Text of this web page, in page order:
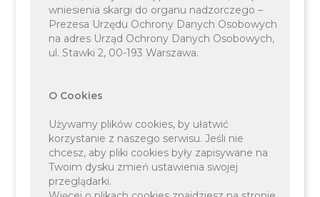
Wciąż nie zebrano odpowiedniej ilości chętnych do
udziału w projekcie „Czysta Energia Blisko
Krakowa” realizowany przez pięć Partnerskich
wniesienia skargi do organu nadzorczego –
Prezesa Urzędu Ochrony Danych Osobowych
na adres Urząd Ochrony Danych Osobowych,
ul. Stawki 2, 00-193 Warszawa.
O Cookies
Używamy plików cookies, by ułatwić
korzystanie z naszego serwisu. Jeśli nie
chcesz, aby pliki cookies były zapisywane na
Twoim dysku zmień ustawienia swojej
przeglądarki.